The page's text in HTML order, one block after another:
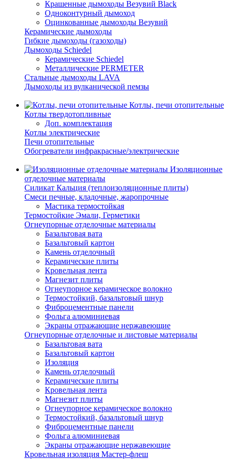
Крашенные дымоходы Везувий Black
Одноконтурный дымоход
Оцинкованные дымоходы Везувий
Керамические дымоходы
Гибкие дымоходы (газоходы)
Дымоходы Schiedel
Керамические Schiedel
Металлические PERMETER
Стальные дымоходы LAVA
Дымоходы из вулканической пемзы
Котлы, печи отопительные
Котлы твердотопливные
Доп. комплектация
Котлы электрические
Печи отопительные
Обогреватели инфракрасные/электрические
Изоляционные
отделочные материалы
Силикат Кальция (теплоизоляционные плиты)
Смеси печные, кладочные, жаропрочные
Мастика термостойкая
Термостойкие Эмали, Герметики
Огнеупорные отделочные материалы
Базальтовая вата
Базальтовый картон
Камень отделочный
Керамические плиты
Кровельная лента
Магнезит плиты
Огнеупорное керамическое волокно
Термостойкий, базальтовый шнур
Фиброцементные панели
Фольга алюминиевая
Экраны отражающие нержавеющие
Огнеупорные отделочные и листовые материалы
Базальтовая вата
Базальтовый картон
Изоляция
Камень отделочный
Керамические плиты
Кровельная лента
Магнезит плиты
Огнеупорное керамическое волокно
Термостойкий, базальтовый шнур
Фиброцементные панели
Фольга алюминиевая
Экраны отражающие нержавеющие
Кровельная изоляция Мастер-флеш